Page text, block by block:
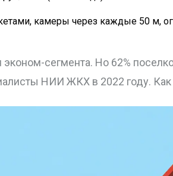
камеры через каждые 50 м,
сегмента. Но 62%
НИИ ЖКХ в 2022 году. Как